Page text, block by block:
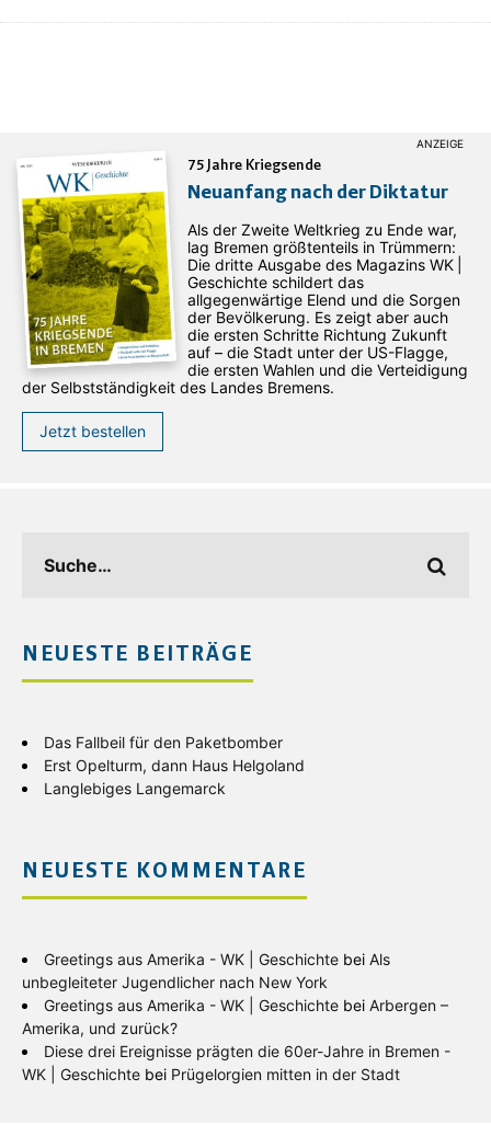
75 Jahre Kriegsende
Neuanfang nach der Diktatur
Als der Zweite Weltkrieg zu Ende war,
lag Bremen größtenteils in Trümmern:
Die dritte Ausgabe des ­Magazins WK |
Geschichte schildert das
allgegenwärtige Elend und die Sorgen
der Bevölkerung. Es zeigt aber auch
die ersten Schritte Richtung Zukunft
auf – die Stadt unter der US-Flagge,
die ersten Wahlen und die Verteidigung
der Selbstständigkeit des Landes Bremens.
Jetzt bestellen
NEUESTE BEITRÄGE
Das Fallbeil für den Paketbomber
Erst Opelturm, dann Haus Helgoland
Langlebiges Langemarck
NEUESTE KOMMENTARE
Greetings aus Amerika - WK | Geschichte bei Als
unbegleiteter Jugendlicher nach New York
Greetings aus Amerika - WK | Geschichte bei Arbergen –
Amerika, und zurück?
Diese drei Ereignisse prägten die 60er-Jahre in Bremen -
WK | Geschichte bei Prügelorgien mitten in der Stadt